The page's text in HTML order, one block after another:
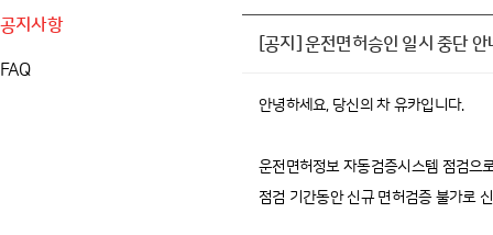
공지사항
FAQ
[공지] 운전면허승인 일시 중단
안녕하세요, 당신의 차 유카입니다.
운전면허정보 자동검증시스템 점검으
점검 기간동안 신규 면허검증 불가로